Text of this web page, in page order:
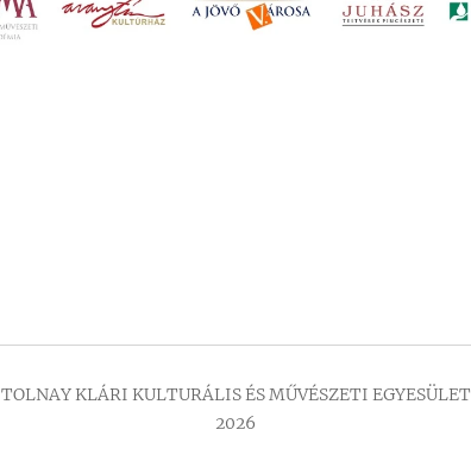
TOLNAY KLÁRI KULTURÁLIS ÉS MŰVÉSZETI EGYESÜLET
2026